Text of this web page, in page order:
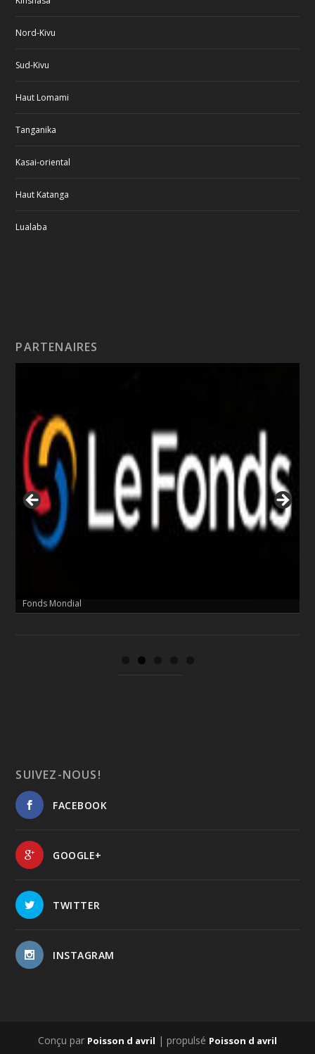
Nord-Kivu
Sud-Kivu
Haut Lomami
Tanganika
Kasai-oriental
Haut Katanga
Lualaba
PARTENAIRES
Fonds Mondial
SUIVEZ-NOUS!
FACEBOOK
GOOGLE+
TWITTER
INSTAGRAM
Conçu par Poisson d avril | propulsé Poisson d avril